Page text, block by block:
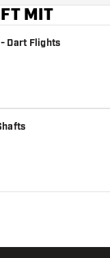
MIT
Dart Flights